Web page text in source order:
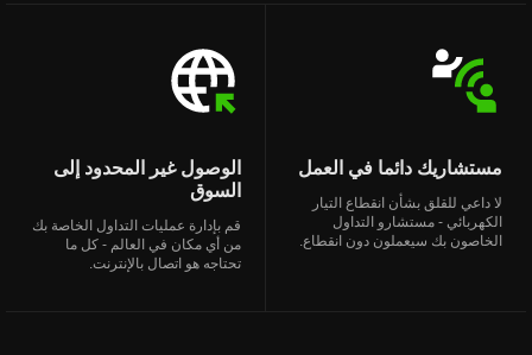
مستشاريك دائما في العمل
لا داعي للقلق بشأن انقطاع التيار
الكهربائي - مستشارو التداول
الخاصون بك سيعملون دون انقطاع.
الوصول غير المحدود إلى
السوق
قم بإدارة عمليات التداول الخاصة بك
من أي مكان في العالم - كل ما
تحتاجه هو اتصال بالإنترنت.